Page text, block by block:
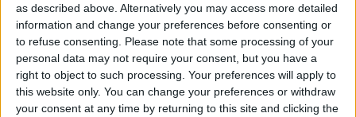
as described above. Alternatively you may access more detailed
information and change your preferences before consenting or
to refuse consenting.
Please note that some processing of your
personal data may not require your consent, but you have a
right to object to such processing. Your preferences will apply to
this website only. You can change your preferences or withdraw
your consent at any time by returning to this site and clicking the
“Estou motivado. O Giro, todos sabemos, é uma
corrida muito bonita, sobretudo quando falamos de
Grandes Voltas”,disse o líder colombiano ao
Marca , deixando claro que o vínculo com a prova
italiana continua especial.